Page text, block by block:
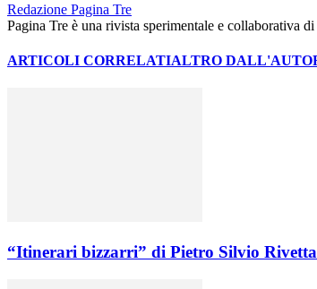
Redazione Pagina Tre
Pagina Tre è una rivista sperimentale e collaborativa
ARTICOLI CORRELATIALTRO
“Itinerari bizzarri” di Pietro Silvio